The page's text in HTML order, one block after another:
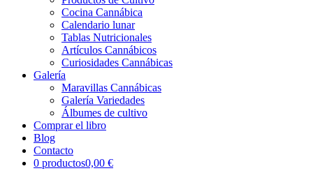
Cocina Cannábica
Calendario lunar
Tablas Nutricionales
Artículos Cannábicos
Curiosidades Cannábicas
Galería
Maravillas Cannábicas
Galería Variedades
Álbumes de cultivo
Comprar el libro
Blog
Contacto
0 productos0,00 €